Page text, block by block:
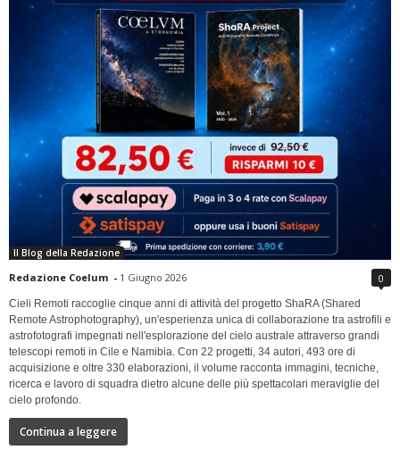
Il Blog della Redazione
Redazione Coelum - 1 Giugno 2026 0
Cieli Remoti raccoglie cinque anni di attività del progetto ShaRA (Shared
Remote Astrophotography), un'esperienza unica di collaborazione tra astrofili e
astrofotografi impegnati nell'esplorazione del cielo australe attraverso grandi
telescopi remoti in Cile e Namibia. Con 22 progetti, 34 autori, 493 ore di
acquisizione e oltre 330 elaborazioni, il volume racconta immagini, tecniche,
ricerca e lavoro di squadra dietro alcune delle più spettacolari meraviglie del
cielo profondo.
Continua a leggere